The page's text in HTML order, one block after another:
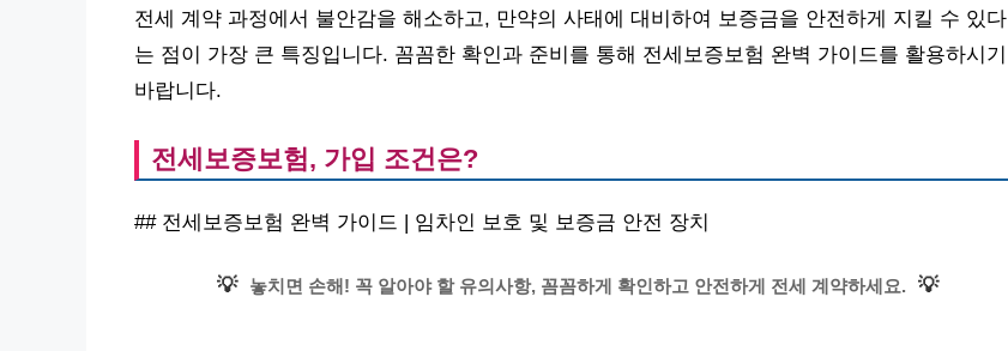
전세 계약 과정에서 불안감을 해소하고, 만약의 사태에 대비하여 보증금을 안전하게 지킬 수 있다
는 점이 가장 큰 특징입니다. 꼼꼼한 확인과 준비를 통해 전세보증보험 완벽 가이드를 활용하시기
바랍니다.
전세보증보험, 가입 조건은?
## 전세보증보험 완벽 가이드 | 임차인 보호 및 보증금 안전 장치
💡 놓치면 손해! 꼭 알아야 할 유의사항, 꼼꼼하게 확인하고 안전하게 전세 계약하세요. 💡